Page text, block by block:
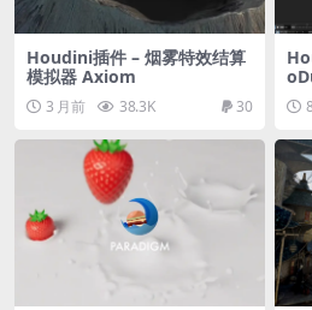
Houdini插件 – 烟雾特效结算
模拟器 Axiom
3 月前 38.3K 30